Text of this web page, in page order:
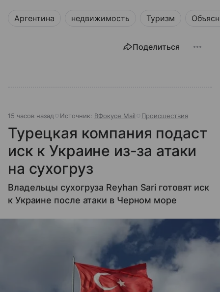
Аргентина недвижимость Туризм
Поделиться
15 часов назад Источник: ВФокусе Mail Происшествия
Турецкая компания подаст
иск к Украине из-за атаки
на сухогруз
Владельцы сухогруза Reyhan Sari готовят иск
к Украине после атаки в Черном море